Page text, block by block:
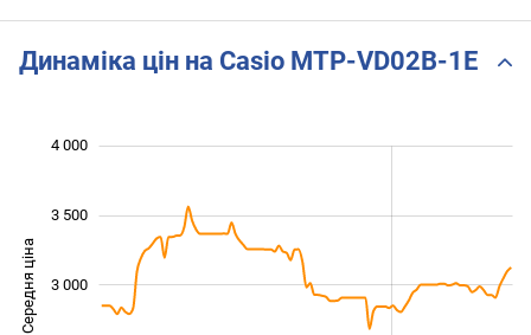
Динаміка цін на Casio MTP-VD02B-1E
Середня ціна 2 200
3 000
4 000
3 500